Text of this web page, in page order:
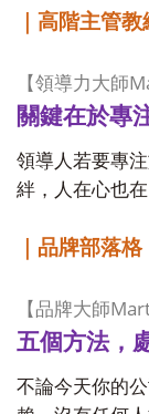
｜高階主管教
【領導力大師
關鍵在於專
領導人若要專
絆，人在心也在
｜品牌部落格
【品牌大師
五個方法，
不論今天你的